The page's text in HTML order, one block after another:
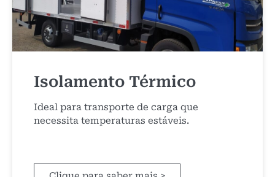
Isolamento Térmico
Ideal para transporte de carga que
necessita temperaturas estáveis.